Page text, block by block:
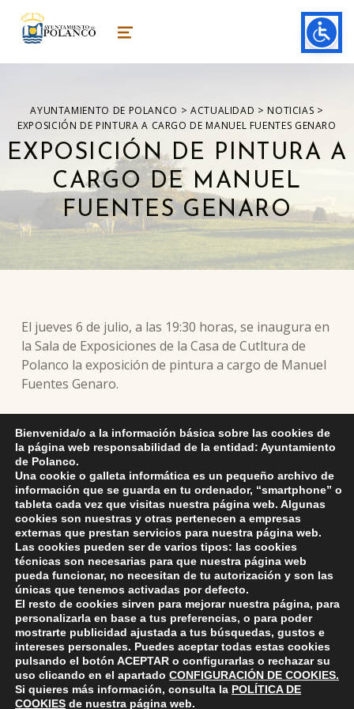
ayuntamiento de polanco
AYUNTAMIENTO DE POLANCO MENU
AYUNTAMIENTO DE POLANCO > ACTUALIDAD > NOTICIAS >
EXPOSICIÓN DE PINTURA A CARGO DE MANUEL FUENTES GENARO
EXPOSICIÓN DE PINTURA A
CARGO DE MANUEL
FUENTES GENARO
El jueves 6 de julio, a las 19:30 horas, se inaugura en
la Sala de Exposiciones de la Casa de Cutltura de
Polanco la exposición de pintura a cargo de Manuel
Fuentes Genaro.
viernes de 18:30 a 20:30 horas y sábados y festivos
de 12 a 14 horas.
Skip back to main navigation
ayuntamiento de polanco
AYUNTAMIENTO DE POLANCO
Bienvenida/o a la información básica sobre las cookies de
la página web responsabilidad de la entidad: Ayuntamiento
de Polanco.
Una cookie o galleta informática es un pequeño archivo de
información que se guarda en tu ordenador, “smartphone” o
tableta cada vez que visitas nuestra página web. Algunas
cookies son nuestras y otras pertenecen a empresas
externas que prestan servicios para nuestra página web.
Las cookies pueden ser de varios tipos: las cookies
técnicas son necesarias para que nuestra página web
pueda funcionar, no necesitan de tu autorización y son las
únicas que tenemos activadas por defecto.
El resto de cookies sirven para mejorar nuestra página, para
personalizarla en base a tus preferencias, o para poder
mostrarte publicidad ajustada a tus búsquedas, gustos e
intereses personales. Puedes aceptar todas estas cookies
pulsando el botón ACEPTAR o configurarlas o rechazar su
uso clicando en el apartado CONFIGURACIÓN DE COOKIES.
Si quieres más información, consulta la POLÍTICA DE
COOKIES de nuestra página web.